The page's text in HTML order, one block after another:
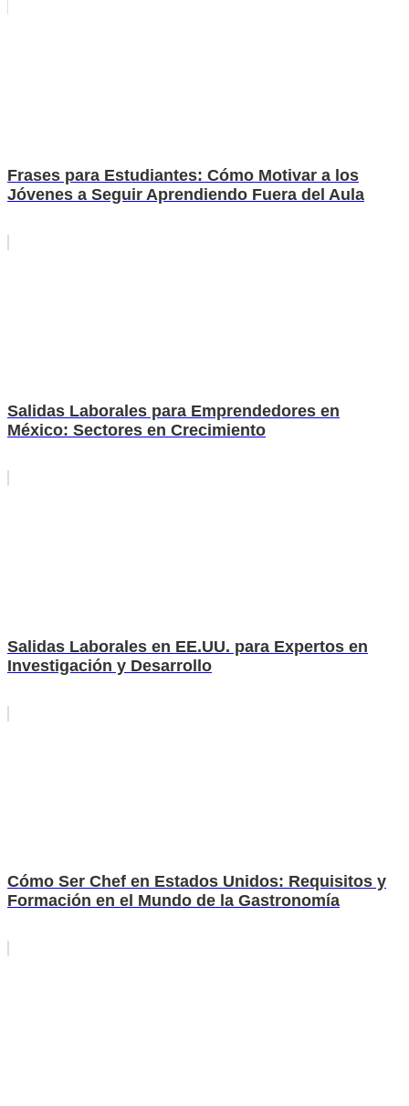
Frases para Estudiantes: Cómo Motivar a los
Jóvenes a Seguir Aprendiendo Fuera del Aula
Salidas Laborales para Emprendedores en
México: Sectores en Crecimiento
Salidas Laborales en EE.UU. para Expertos en
Investigación y Desarrollo
Cómo Ser Chef en Estados Unidos: Requisitos y
Formación en el Mundo de la Gastronomía